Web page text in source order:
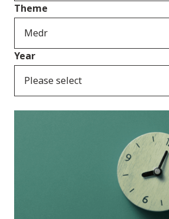
Theme
Medr
Year
Please select